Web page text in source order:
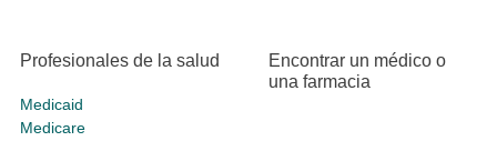
Profesionales de la salud
Medicaid
Medicare
Encontrar un médico o
una farmacia